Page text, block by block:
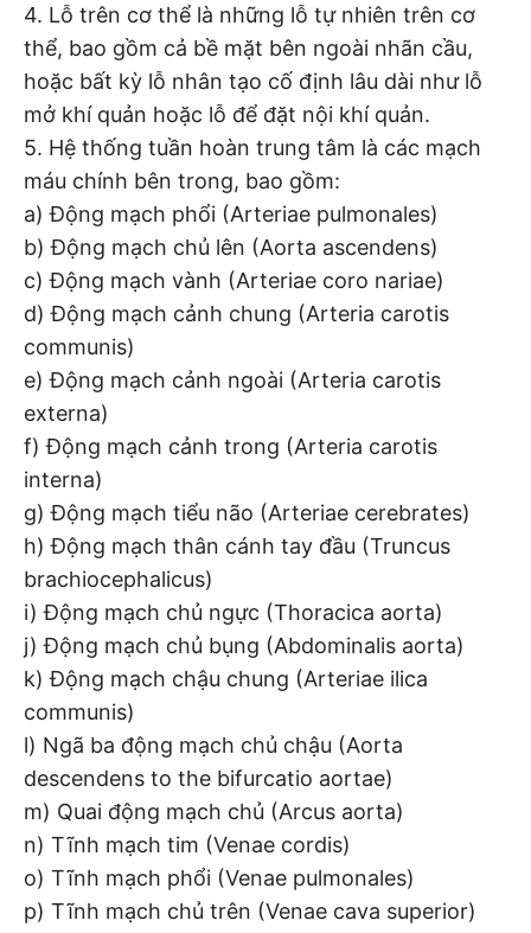
4. Lỗ trên cơ thể là những lỗ tự nhiên trên cơ
thể, bao gồm cả bề mặt bên ngoài nhãn cầu,
hoặc bất kỳ lỗ nhân tạo cố định lâu dài như lỗ
mở khí quản hoặc lỗ để đặt nội khí quản.
5. Hệ thống tuần hoàn trung tâm là các mạch
máu chính bên trong, bao gồm:
a) Động mạch phổi (Arteriae pulmonales)
b) Động mạch chủ lên (Aorta ascendens)
c) Động mạch vành (Arteriae coro nariae)
d) Động mạch cảnh chung (Arteria carotis
communis)
e) Động mạch cảnh ngoài (Arteria carotis
externa)
f) Động mạch cảnh trong (Arteria carotis
interna)
g) Động mạch tiểu não (Arteriae cerebrates)
h) Động mạch thân cánh tay đầu (Truncus
brachiocephalicus)
i) Động mạch chủ ngực (Thoracica aorta)
j) Động mạch chủ bụng (Abdominalis aorta)
k) Động mạch chậu chung (Arteriae ilica
communis)
l) Ngã ba động mạch chủ chậu (Aorta
descendens to the bifurcatio aortae)
m) Quai động mạch chủ (Arcus aorta)
n) Tĩnh mạch tim (Venae cordis)
o) Tĩnh mạch phổi (Venae pulmonales)
p) Tĩnh mạch chủ trên (Venae cava superior)